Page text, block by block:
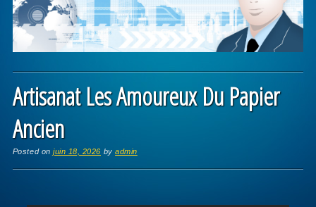
Artisanat Les Amoureux Du Papier
Ancien
Posted onjuin 18, 2026 byadmin